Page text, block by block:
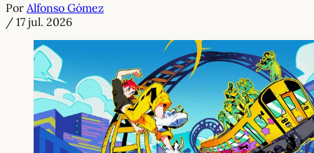
Por Alfonso Gómez
/ 17 jul. 2026